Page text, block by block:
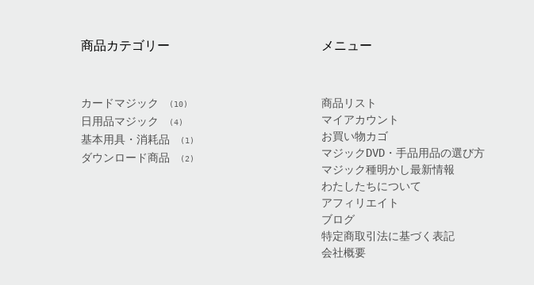
商品カテゴリー
カードマジック (10)
日用品マジック (4)
基本用具・消耗品 (1)
ダウンロード商品 (2)
メニュー
商品リスト
マイアカウント
お買い物カゴ
マジックDVD・手品用品の選び方
マジック種明かし最新情報
わたしたちについて
アフィリエイト
ブログ
特定商取引法に基づく表記
会社概要